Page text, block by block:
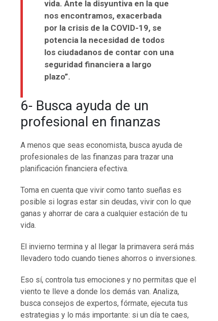
vida. Ante la disyuntiva en la que
nos encontramos, exacerbada
por la crisis de la COVID-19, se
potencia la necesidad de todos
los ciudadanos de contar con una
seguridad financiera a largo
plazo”.
6- Busca ayuda de un
profesional en finanzas
A menos que seas economista, busca ayuda de
profesionales de las finanzas para trazar una
planificación financiera efectiva.
Toma en cuenta que vivir como tanto sueñas es
posible si logras estar sin deudas, vivir con lo que
ganas y ahorrar de cara a cualquier estación de tu
vida.
El invierno termina y al llegar la primavera será más
llevadero todo cuando tienes ahorros o inversiones.
Eso sí, controla tus emociones y no permitas que el
viento te lleve a donde los demás van. Analiza,
busca consejos de expertos, fórmate, ejecuta tus
estrategias y lo más importante: si un día te caes,